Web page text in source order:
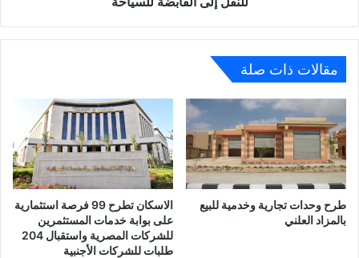
مقالات ذات صلة
طرح وحدات تجارية وخدمية للبيع
بالمزاد العلني
الاسكان تطرح 99 فرصة استثمارية
على بوابة خدمات المستثمرين
للشركات المصرية واستقبال 204
طلبات للشركات الأجنبية